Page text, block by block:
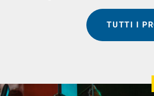
TUTTI I